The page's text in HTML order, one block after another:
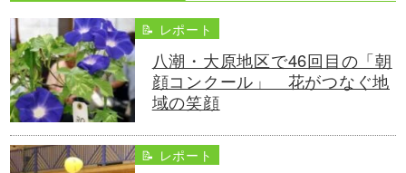
📝 レポート
八潮・大原地区で46回目の「朝
顔コンクール」 花がつなぐ地
域の笑顔
📝 レポート